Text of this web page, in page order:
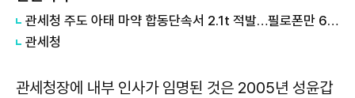
​​​​​​​관세청 주도 아태 마약 합동단속서 2.1t 적발…필로폰만 633kg
관세청
관세청장에 내부 인사가 임명된 것은 2005년 성윤갑